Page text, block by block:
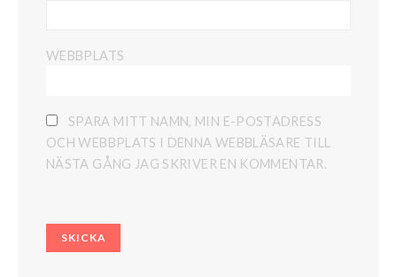
WEBBPLATS
SPARA MITT NAMN, MIN E-POSTADRESS
OCH WEBBPLATS I DENNA WEBBLÄSARE TILL
NÄSTA GÅNG JAG SKRIVER EN KOMMENTAR.